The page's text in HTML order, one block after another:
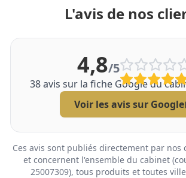
L'avis de nos
4,8/5
38avis sur la fiche Google du
Voir les avis sur Google
Ces avis sont publiés directement par nos
et concernent l'ensemble du cabinet
25007309), tous produits et toutes